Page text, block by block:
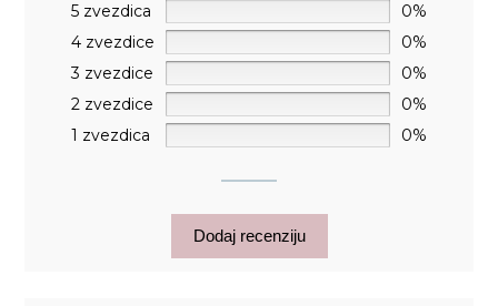
5 zvezdica
0%
4 zvezdice
0%
3 zvezdice
0%
2 zvezdice
0%
1 zvezdica
0%
Dodaj recenziju